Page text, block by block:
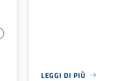
LEGGI DI PIÙ